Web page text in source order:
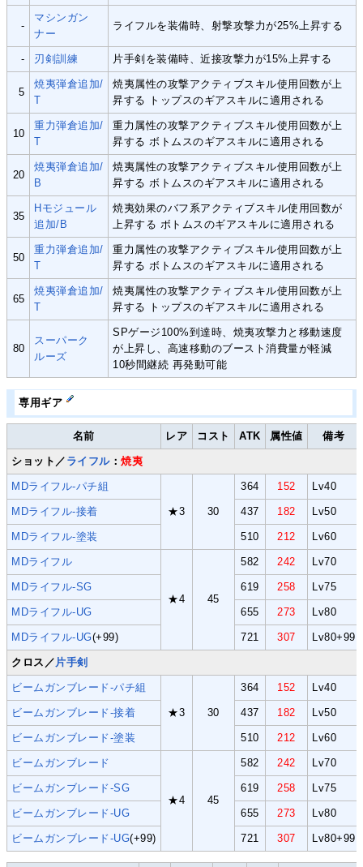
-
マシンガン
ナー
ライフルを装備時、射撃攻撃力が25%上昇する
- 刃剣訓練 片手剣を装備時、近接攻撃力が15%上昇する
5
焼夷弾倉追加/
T
焼夷属性の攻撃アクティブスキル使用回数が上
昇する トップスのギアスキルに適用される
10
重力弾倉追加/
T
重力属性の攻撃アクティブスキル使用回数が上
昇する ボトムスのギアスキルに適用される
20
焼夷弾倉追加/
B
焼夷属性の攻撃アクティブスキル使用回数が上
昇する ボトムスのギアスキルに適用される
35
Hモジュール
追加/B
焼夷効果のバフ系アクティブスキル使用回数が
上昇する ボトムスのギアスキルに適用される
50
重力弾倉追加/
T
重力属性の攻撃アクティブスキル使用回数が上
昇する ボトムスのギアスキルに適用される
65
焼夷弾倉追加/
T
焼夷属性の攻撃アクティブスキル使用回数が上
昇する トップスのギアスキルに適用される
80
スーパーク
ルーズ
SPゲージ100%到達時、焼夷攻撃力と移動速度
が上昇し、高速移動のブースト消費量が軽減
10秒間継続 再発動可能
専用ギア
名前 レア コスト ATK 属性値 備考
ショット／ ライフル：焼夷
MDライフル-パチ組
★3 30
364 152 Lv40
MDライフル-接着 437 182 Lv50
MDライフル-塗装 510 212 Lv60
MDライフル
★4 45
582 242 Lv70
MDライフル-SG 619 258 Lv75
MDライフル-UG 655 273 Lv80
MDライフル-UG(+99) 721 307 Lv80+99
クロス／ 片手剣
ビームガンブレード-パチ組
★3 30
364 152 Lv40
ビームガンブレード-接着 437 182 Lv50
ビームガンブレード-塗装 510 212 Lv60
ビームガンブレード
★4 45
582 242 Lv70
ビームガンブレード-SG 619 258 Lv75
ビームガンブレード-UG 655 273 Lv80
ビームガンブレード-UG(+99) 721 307 Lv80+99